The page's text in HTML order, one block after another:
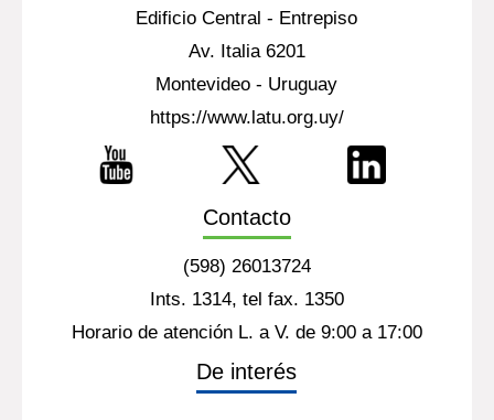
Edificio Central - Entrepiso
Av. Italia 6201
Montevideo - Uruguay
https://www.latu.org.uy/
Contacto
(598) 26013724
Ints. 1314, tel fax. 1350
Horario de atención L. a V. de 9:00 a 17:00
De interés